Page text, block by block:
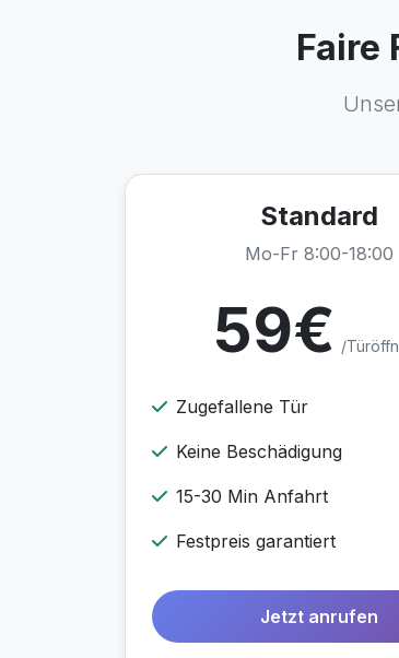
Faire
Standard
Mo-Fr 8:00-18:00
59€ /
Zugefallene Tür
Keine Beschädigung
15-30 Min Anfahrt
Festpreis garantiert
Jetzt anrufen